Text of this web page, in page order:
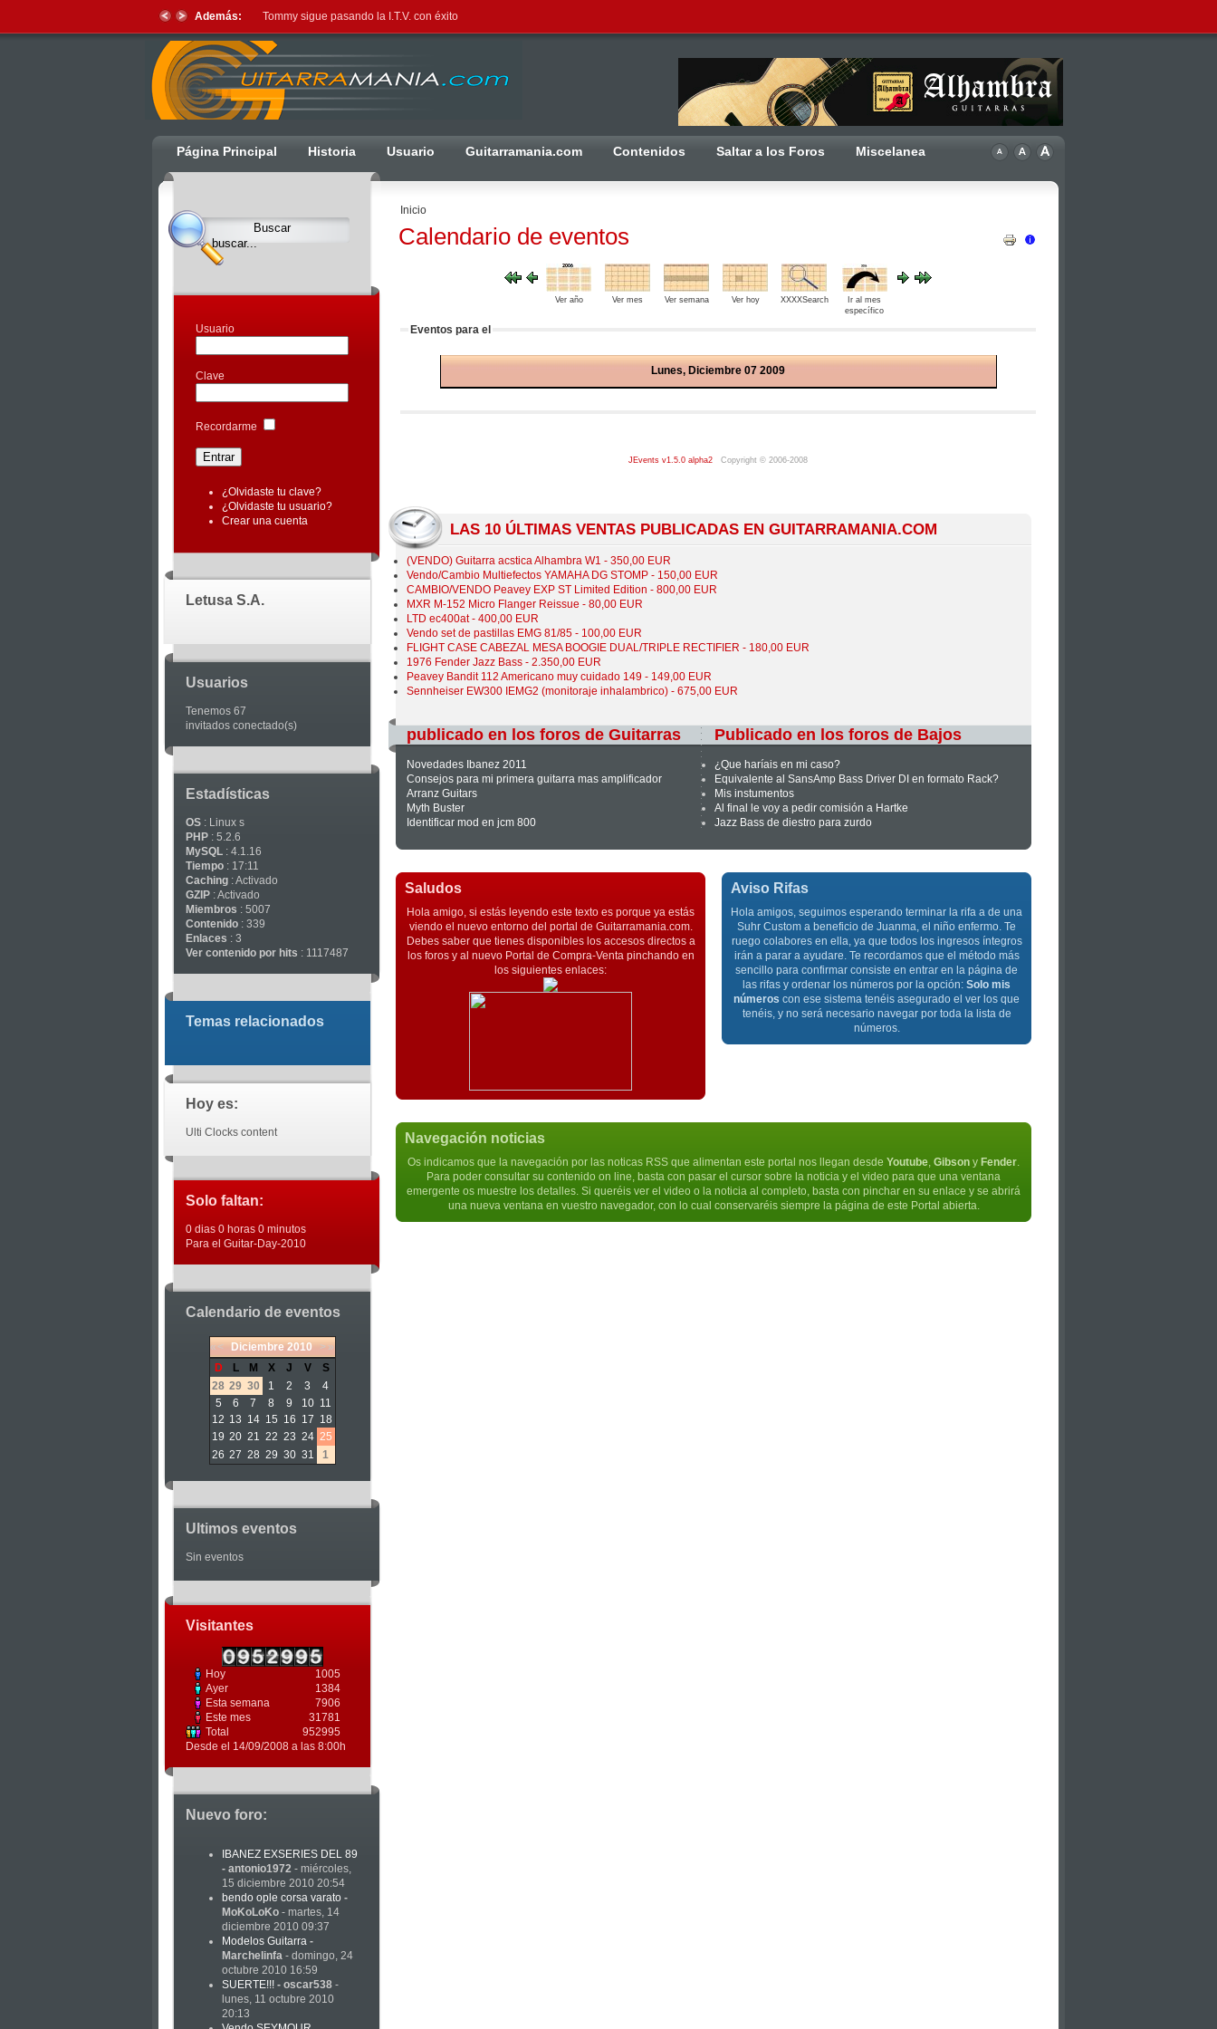
Además: Tommy sigue pasando la I.T.V. con éxito
Página Principal Historia Usuario Guitarramania.com Contenidos Saltar a los Foros Miscelanea
Usuario
Clave
Recordarme
¿Olvidaste tu clave?
¿Olvidaste tu usuario?
Crear una cuenta
Letusa S.A.
Usuarios
Tenemos 67
invitados conectado(s)
Estadísticas
OS : Linux s
PHP : 5.2.6
MySQL : 4.1.16
Tiempo : 17:11
Caching : Activado
GZIP : Activado
Miembros : 5007
Contenido : 339
Enlaces : 3
Ver contenido por hits : 1117487
Temas relacionados
Hoy es:
Ulti
Clocks,
an
Ulti
Joomla
product
Extensions
Joomla
Templates
Joomla
Articles
Ulti Clocks content
Solo faltan:
0 dias 0 horas 0 minutos
Para el Guitar-Day-2010
Calendario de eventos
« < Diciembre 2010 > »
D
L M X J V
S
28 29 30 1 2 3
4
5
6 7 8 9 10 11
12 13 14 15 16 17 18
19 20 21 22 23 24 25
26 27 28 29 30 31 1
Ultimos eventos
Sin eventos
Visitantes
Hoy
1005
Ayer
1384
Esta semana
7906
Este mes
31781
Total
952995
Desde el 14/09/2008 a las 8:00h
Nuevo foro:
IBANEZ EXSERIES DEL 89
- antonio1972 - miércoles,
15 diciembre 2010 20:54
bendo ople corsa varato -
MoKoLoKo - martes, 14
diciembre 2010 09:37
Modelos Guitarra -
Marchelinfa - domingo, 24
octubre 2010 16:59
SUERTE!!! - oscar538 -
lunes, 11 octubre 2010
20:13
Inicio
Calendario de eventos
Ver año Ver mes Ver semana Ver hoy XXXXSearch
Ir al mes
específico
Eventos para el
Lunes, Diciembre 07 2009
JEvents v1.5.0 alpha2 Copyright © 2006-2008
LAS 10 ÚLTIMAS VENTAS PUBLICADAS EN GUITARRAMANIA.COM
(VENDO) Guitarra acstica Alhambra W1 - 350,00 EUR
Vendo/Cambio Multiefectos YAMAHA DG STOMP - 150,00 EUR
CAMBIO/VENDO Peavey EXP ST Limited Edition - 800,00 EUR
MXR M-152 Micro Flanger Reissue - 80,00 EUR
LTD ec400at - 400,00 EUR
Vendo set de pastillas EMG 81/85 - 100,00 EUR
FLIGHT CASE CABEZAL MESA BOOGIE DUAL/TRIPLE RECTIFIER - 180,00 EUR
1976 Fender Jazz Bass - 2.350,00 EUR
Peavey Bandit 112 Americano muy cuidado 149 - 149,00 EUR
Sennheiser EW300 IEMG2 (monitoraje inhalambrico) - 675,00 EUR
publicado en los foros de Guitarras
Novedades Ibanez 2011
Consejos para mi primera guitarra mas amplificador
Arranz Guitars
Myth Buster
Identificar mod en jcm 800
Publicado en los foros de Bajos
¿Que haríais en mi caso?
Equivalente al SansAmp Bass Driver DI en formato Rack?
Mis instumentos
Al final le voy a pedir comisión a Hartke
Jazz Bass de diestro para zurdo
Saludos
Hola amigo, si estás leyendo este texto es porque ya estás
viendo el nuevo entorno del portal de Guitarramania.com.
Debes saber que tienes disponibles los accesos directos a
los foros y al nuevo Portal de Compra-Venta pinchando en
los siguientes enlaces:
Aviso Rifas
Hola amigos, seguimos esperando terminar la rifa a de una
Suhr Custom a beneficio de Juanma, el niño enfermo. Te
ruego colabores en ella, ya que todos los ingresos íntegros
irán a parar a ayudare. Te recordamos que el método más
sencillo para confirmar consiste en entrar en la página de
las rifas y ordenar los números por la opción: Solo mis
números con ese sistema tenéis asegurado el ver los que
tenéis, y no será necesario navegar por toda la lista de
números.
Navegación noticias
Os indicamos que la navegación por las noticas RSS que alimentan este portal nos llegan desde Youtube, Gibson y Fender.
Para poder consultar su contenido on line, basta con pasar el cursor sobre la noticia y el video para que una ventana
emergente os muestre los detalles. Si queréis ver el video o la noticia al completo, basta con pinchar en su enlace y se abrirá
una nueva ventana en vuestro navegador, con lo cual conservaréis siempre la página de este Portal abierta.